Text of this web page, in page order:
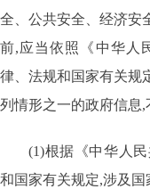
全、公共安全、经济安
前,应当依照《中华人
律、法规和国家有关规
列情形之一的政府信息,
(1)根据《中华人
和国家有关规定,涉及国